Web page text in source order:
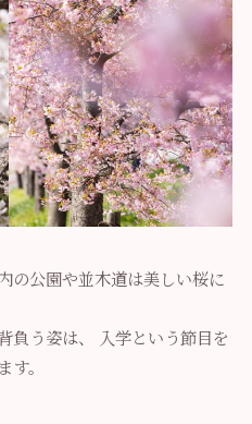
の公園や並木道は美しい桜に
う姿は、
入学という節目を
。